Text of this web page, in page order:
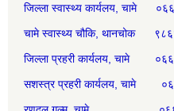
जिल्ला स्वास्थ्य कार्यलय, चामे
चामे स्वास्थ्य चौकि, थानचोक
जिल्ला प्रहरी कार्यलय, चामे
सशस्त्र प्रहरी कार्यलय, चामे